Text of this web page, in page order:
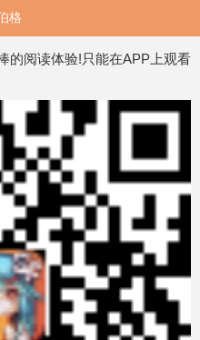
格
的阅读体验!只能在APP上观看